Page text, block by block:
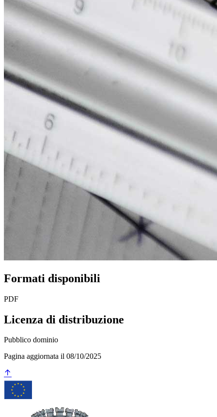
Formati disponibili
PDF
Licenza di distribuzione
Pubblico dominio
Pagina aggiornata il 08/10/2025